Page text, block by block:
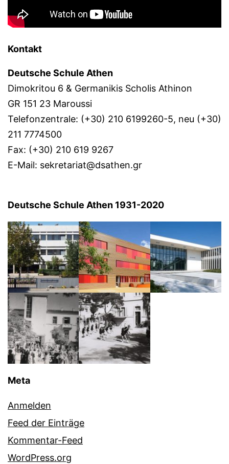
Kontakt
Deutsche Schule Athen
Dimokritou 6 & Germanikis Scholis Athinon
GR 151 23 Maroussi
Telefonzentrale: (+30) 210 6199260-5, neu (+30)
211 7774500
Fax: (+30) 210 619 9267
E-Mail: sekretariat@dsathen.gr
Deutsche Schule Athen 1931-2020
Meta
Anmelden
Feed der Einträge
Kommentar-Feed
WordPress.org